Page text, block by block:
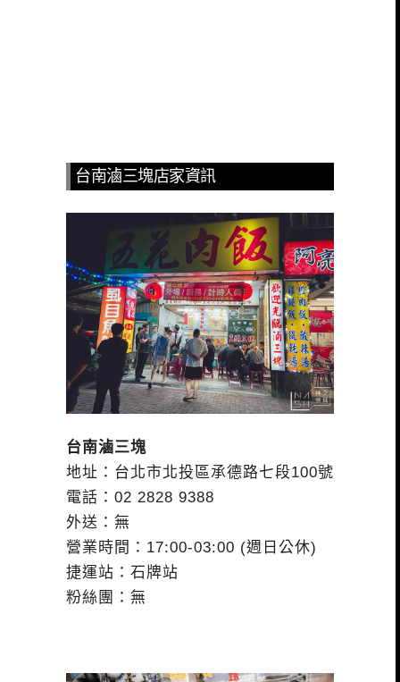
台南滷三塊店家資訊
台南滷三塊
地址：台北市北投區承德路七段100號
電話：02 2828 9388
外送：無
營業時間：17:00-03:00 (週日公休)
捷運站：石牌站
粉絲團：無